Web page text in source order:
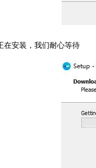
在安装，我们耐心等待